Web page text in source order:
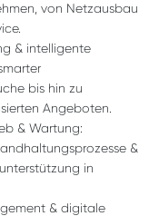
von Netzausbau
& intelligente
bis hin zu
Angeboten.
& Wartung:
&
in
& digitale